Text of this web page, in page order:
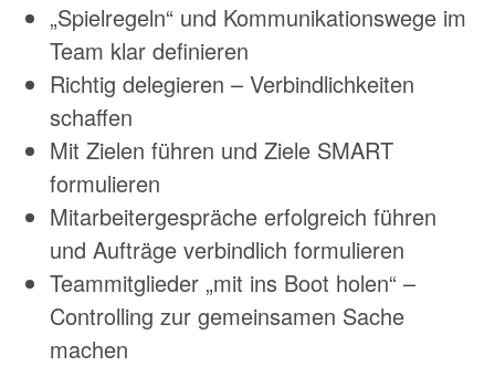
„Spielregeln“ und Kommunikationswege im
Team klar definieren
Richtig delegieren – Verbindlichkeiten
schaffen
Mit Zielen führen und Ziele SMART
formulieren
Mitarbeitergespräche erfolgreich führen
und Aufträge verbindlich formulieren
Teammitglieder „mit ins Boot holen“ –
Controlling zur gemeinsamen Sache
machen